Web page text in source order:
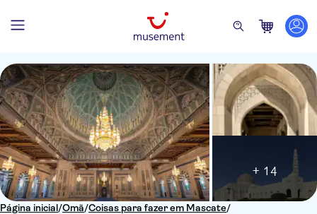
Página inicial/Omã/Coisas para fazer em Mascate/
+ 14